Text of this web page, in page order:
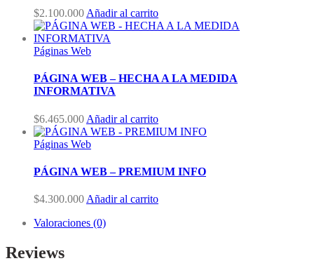
$2.100.000 Añadir al carrito
Páginas Web
PÁGINA WEB – HECHA A LA MEDIDA
INFORMATIVA
$6.465.000 Añadir al carrito
Páginas Web
PÁGINA WEB – PREMIUM INFO
$4.300.000 Añadir al carrito
Valoraciones (0)
Reviews